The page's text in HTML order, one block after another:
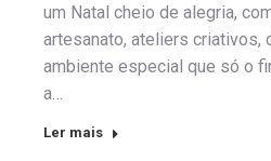
um Natal cheio de alegria,
artesanato, ateliers criativos,
ambiente especial que só o
a…
Ler mais